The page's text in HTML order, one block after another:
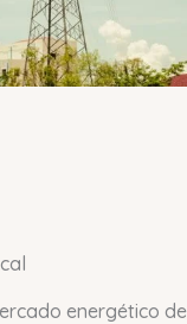
energético de